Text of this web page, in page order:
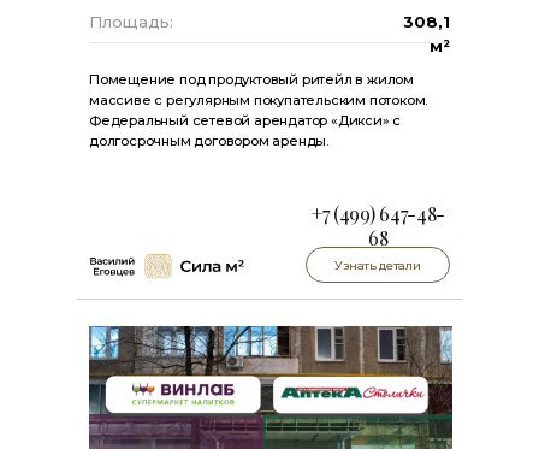
Узнать детали
308,1
м²
Площадь:
Помещение под продуктовый ритейл в жилом
массиве с регулярным покупательским потоком.
Федеральный сетевой арендатор «Дикси» с
долгосрочным договором аренды.
+7 (499) 647-48-
68